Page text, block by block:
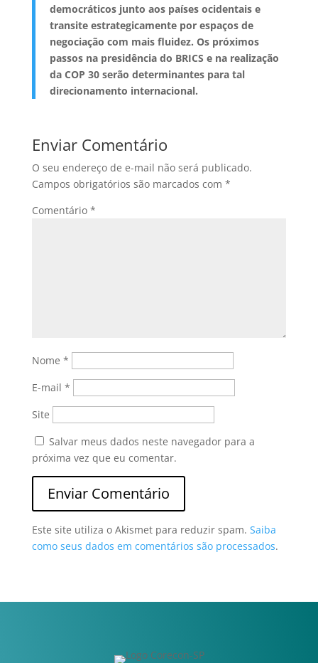
democráticos junto aos países ocidentais e
transite estrategicamente por espaços de
negociação com mais fluidez. Os próximos
passos na presidência do BRICS e na realização
da COP 30 serão determinantes para tal
direcionamento internacional.
Enviar Comentário
O seu endereço de e-mail não será publicado.
Campos obrigatórios são marcados com *
Comentário *
Nome *
E-mail *
Site
Salvar meus dados neste navegador para a
próxima vez que eu comentar.
Este site utiliza o Akismet para reduzir spam. Saiba
como seus dados em comentários são processados.